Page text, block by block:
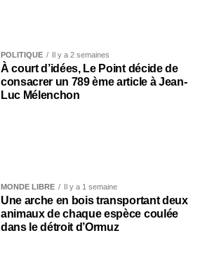
POLITIQUE Il y a 2 semaines
À court d’idées, Le Point décide de
consacrer un 789 ème article à Jean-
Luc Mélenchon
MONDE LIBRE Il y a 1 semaine
Une arche en bois transportant deux
animaux de chaque espèce coulée
dans le détroit d’Ormuz